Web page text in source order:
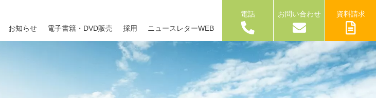
お知らせ 電子書籍・DVD販売 採用 ニュースレターWEB
電話 お問い合わせ 資料請求